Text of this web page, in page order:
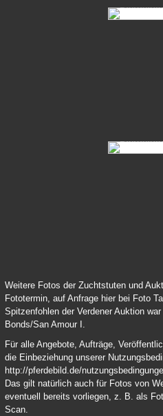
356-
844-Scato-
847-Schiller-
Weitere Fotos der Zuchtstuten und
Fototermin, auf Anfrage hier bei Foto
Spitzenfohlen der Verdener Auktion
Bonds/San Amour I.
Für alle Angebote, Aufträge,
die Einbeziehung unserer
http://pferdebild.de/
Das gilt natürlich auch für Fotos von
eventuell bereits vorliegen, z. B. als
Scan.